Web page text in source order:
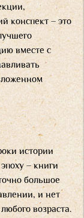
конспект – это
вместе с
истории
– книги
большое
и нет
возраста.